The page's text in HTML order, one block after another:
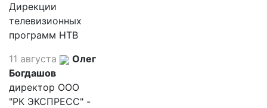
Дирекции
телевизионных
программ НТВ
11 августа
Олег
Богдашов
директор ООО
"РК ЭКСПРЕСС" -